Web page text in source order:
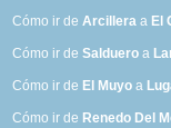
Cómo ir deArcillera a El
Cómo ir deSalduero a
Cómo ir de El Muyo a
Cómo ir de Renedo Del